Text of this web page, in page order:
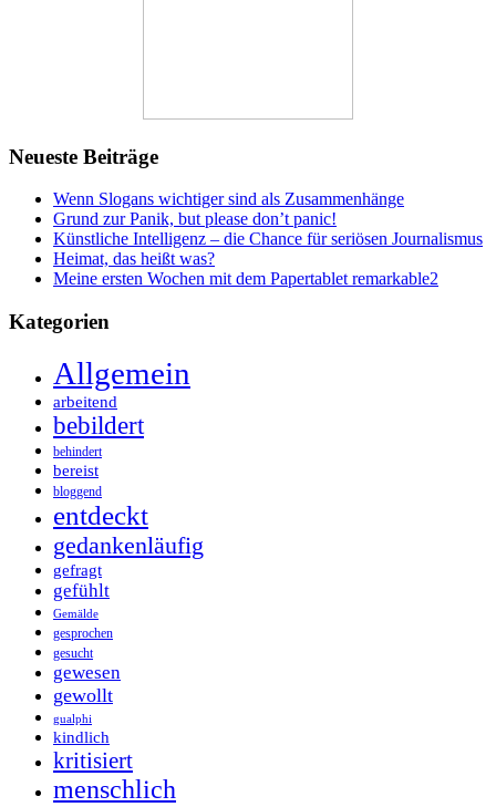
Neueste Beiträge
Wenn Slogans wichtiger sind als Zusammenhänge
Grund zur Panik, but please don’t panic!
Künstliche Intelligenz – die Chance für seriösen Journalismus
Heimat, das heißt was?
Meine ersten Wochen mit dem Papertablet remarkable2
Kategorien
Allgemein
arbeitend
bebildert
behindert
bereist
bloggend
entdeckt
gedankenläufig
gefragt
gefühlt
Gemälde
gesprochen
gesucht
gewesen
gewollt
gualphi
kindlich
kritisiert
menschlich